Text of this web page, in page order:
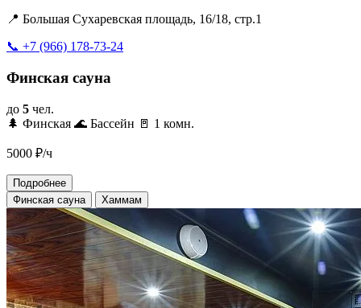
📍 Большая Сухаревская площадь, 16/18, стр.1
📞 +7 (966) 178-73-24
Финская сауна
до 5 чел.
🌲 Финская 🌊 Бассейн 🚪 1 комн.
5000 ₽/ч
Подробнее
Финская сауна
Хаммам